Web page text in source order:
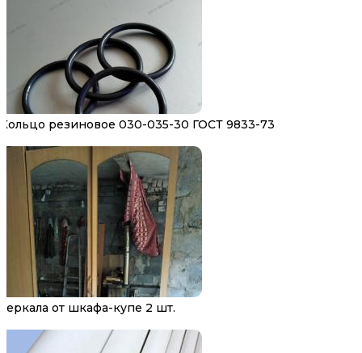
Кольцо резиновое 030-035-30 ГОСТ 9833-73
Зеркала от шкафа-купе 2 шт.